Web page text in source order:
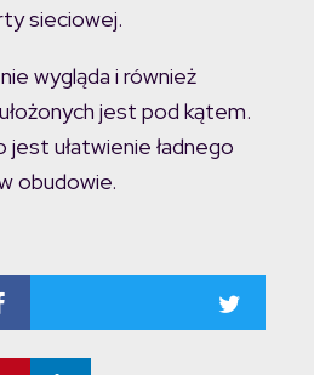
sieciowej.
wygląda i również
jest pod kątem.
ułatwienie ładnego
obudowie.